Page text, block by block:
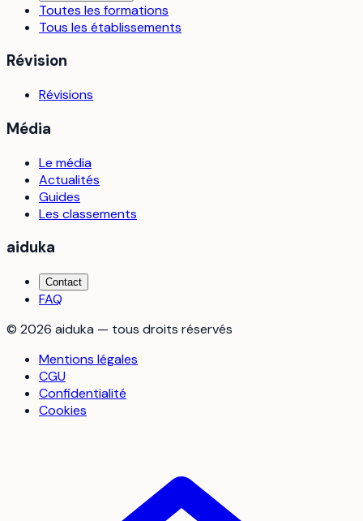
Toutes les formations
Tous les établissements
Révision
Révisions
Média
Le média
Actualités
Guides
Les classements
aiduka
Contact
FAQ
© 2026 aiduka — tous droits réservés
Mentions légales
CGU
Confidentialité
Cookies